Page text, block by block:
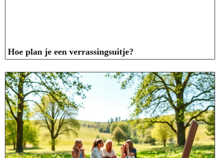
Hoe plan je een verrassingsuitje?